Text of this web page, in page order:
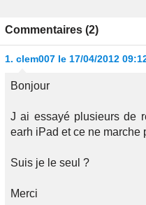
Commentaires (2)
1. clem007 le 17/04/2012
Bonjour
J ai essayé plusieurs de
earh iPad et ce ne marche
Suis je le seul ?
Merci